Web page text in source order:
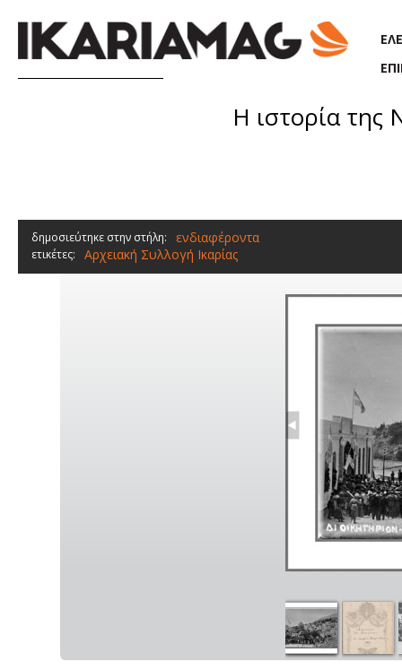
Η ιστορία της
δημοσιεύτηκε στην στήλη: ενδιαφέροντα
ετικέτες: Αρχειακή Συλλογή Ικαρίας